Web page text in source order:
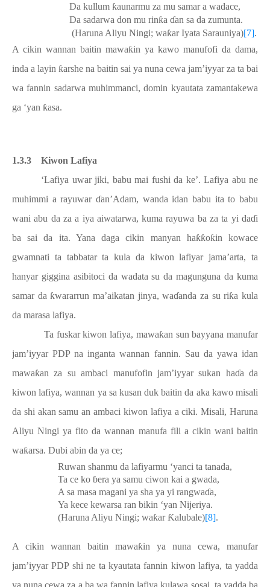
Da kullum ƙaunarmu za mu samar a wadace,
Da sadarwa don mu rinƙa ɗan sa da zumunta.
(Haruna Aliyu Ningi; waƙar Iyata Sarauniya)[7].
A cikin wannan baitin mawaƙin ya kawo manufofi da dama,
inda a layin ƙarshe na baitin sai ya nuna cewa jam’iyyar za ta bai
wa fannin sadarwa muhimmanci, domin kyautata zamantakewa
ga ‘yan ƙasa.
1.3.3
Kiwon Lafiya
‘Lafiya uwar jiki, babu mai fushi da ke’. Lafiya abu ne
muhimmi a rayuwar ɗan’Adam, wanda idan babu ita to babu
wani abu da za a iya aiwatarwa, kuma rayuwa ba za ta yi daɗi
ba sai da ita. Yana daga cikin manyan haƙƙoƙin kowace
gwamnati ta tabbatar ta kula da kiwon lafiyar jama’arta, ta
hanyar giggina asibitoci da wadata su da magunguna da kuma
samar daƙwararrun ma’aikatan jinya, waɗanda za su riƙa kula
da marasa lafiya.
Ta fuskar kiwon lafiya, mawaƙan sun bayyana manufar
jam’iyyar PDP na inganta wannan fannin. Sau da yawa idan
mawaƙan za su ambaci manufofin jam’iyyar sukan haɗa da
kiwon lafiya, wannan ya sa kusan duk baitin da aka kawo misali
da shi akan samu an ambaci kiwon lafiya a ciki. Misali, Haruna
Aliyu Ningi ya fito da wannan manufa fili a cikin wani baitin
waƙarsa. Dubi abin da ya ce;
Ruwan shanmu da lafiyarmu ‘yanci ta tanada,
Ta ce ko ɓera ya samu ciwon kai a gwada,
A sa masa magani ya sha ya yi rangwaɗa,
Ya kece kewarsa ran bikin ‘yan Nijeriya.
(Haruna Aliyu Ningi; waƙarƘalubale)[8].
A cikin wannan baitin mawaƙin ya nuna cewa, manufar
jam’iyyar PDP shi ne ta kyautata fannin kiwon lafiya, ta yadda